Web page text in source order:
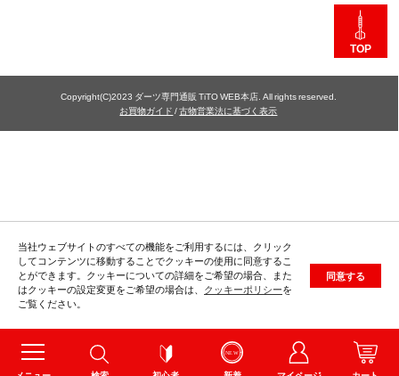
当社ウェブサイトのすべての機能をご利用するには、クリック
してコンテンツに移動することでクッキーの使用に同意するこ
とができます。クッキーについての詳細をご希望の場合、また
はクッキーの設定変更をご希望の場合は、 クッキーポリシーを
ご覧ください。
同意する
TOP
Copyright(C)2023 ダーツ専門通販 TiTO WEB本店. All rights reserved.
お買物ガイド /古物営業法に基づく表示